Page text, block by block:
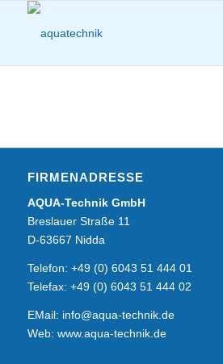
FIRMENADRESSE
AQUA-Technik GmbH
Breslauer Straße 11
D-63667 Nidda
Telefon: +49 (0) 6043 51 444 01
Telefax: +49 (0) 6043 51 444 02
EMail: info@aqua-technik.de
Web: www.aqua-technik.de